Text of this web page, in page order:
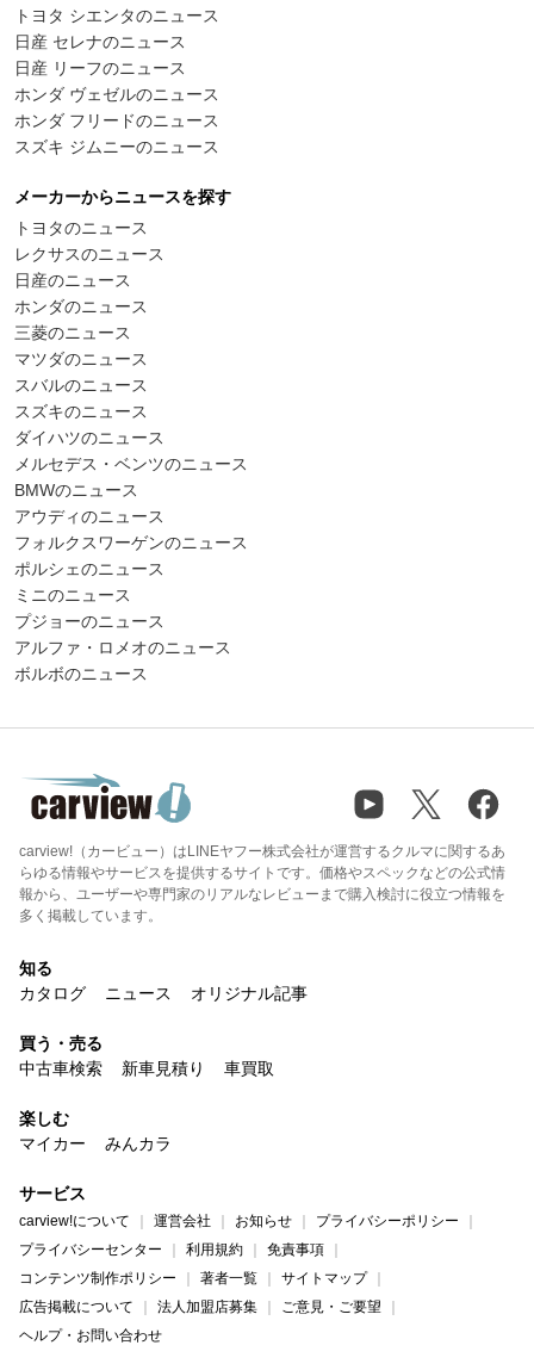
トヨタ シエンタのニュース
日産 セレナのニュース
日産 リーフのニュース
ホンダ ヴェゼルのニュース
ホンダ フリードのニュース
スズキ ジムニーのニュース
メーカーからニュースを探す
トヨタのニュース
レクサスのニュース
日産のニュース
ホンダのニュース
三菱のニュース
マツダのニュース
スバルのニュース
スズキのニュース
ダイハツのニュース
メルセデス・ベンツのニュース
BMWのニュース
アウディのニュース
フォルクスワーゲンのニュース
ポルシェのニュース
ミニのニュース
プジョーのニュース
アルファ・ロメオのニュース
ボルボのニュース
carview!（カービュー）はLINEヤフー株式会社が運営するクルマに関するあ
らゆる情報やサービスを提供するサイトです。価格やスペックなどの公式情
報から、ユーザーや専門家のリアルなレビューまで購入検討に役立つ情報を
多く掲載しています。
知る
カタログ
ニュース オリジナル記事
買う・売る
中古車検索
新車見積り 車買取
楽しむ
マイカー
みんカラ
サービス
carview!について 運営会社 お知らせ
プライバシーポリシー
プライバシーセンター
利用規約
免責事項
コンテンツ制作ポリシー
著者一覧
サイトマップ
広告掲載について
法人加盟店募集
ご意見・ご要望
ヘルプ・お問い合わせ